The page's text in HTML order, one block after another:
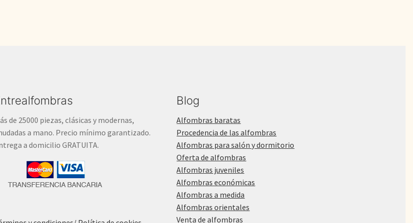
de 25000 piezas, clásicas y modernas,
a mano. Precio mínimo garantizado.
a domicilio GRATUITA.
Blog
Alfombras baratas
Procedencia de las alfombras
Alfombras para salón y dormitorio
Oferta de alfombras
Alfombras juveniles
Alfombras económicas
Alfombras a medida
Alfombras orientales
Venta de alfombras